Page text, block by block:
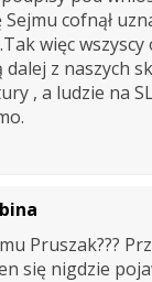
Sejmu cofnął
więc
z naszych
, a ludzie na
Pruszak???
się nigdzie